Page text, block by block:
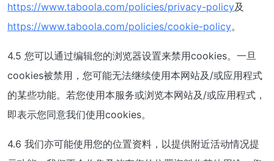
https://www.taboola.com/policies/privacy-policy及
https://www.taboola.com/policies/cookie-policy。
4.5 您可以通过编辑您的浏览器设置来禁用cookies。一旦
cookies被禁用，您可能无法继续使用本网站及/或应用程式
的某些功能。若您使用本服务或浏览本网站及/或应用程式，
即表示您同意我们使用cookies。
4.6 我们亦可能使用您的位置资料，以提供附近活动情况提